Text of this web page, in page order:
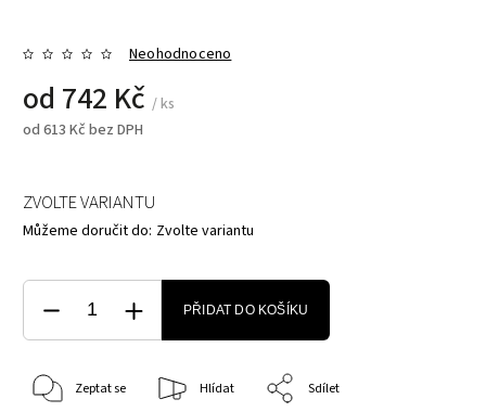
Neohodnoceno
od 742 Kč / ks
od 613 Kč bez DPH
ZVOLTE VARIANTU
Můžeme doručit do: Zvolte variantu
PŘIDAT DO KOŠÍKU
Zeptat se Hlídat Sdílet